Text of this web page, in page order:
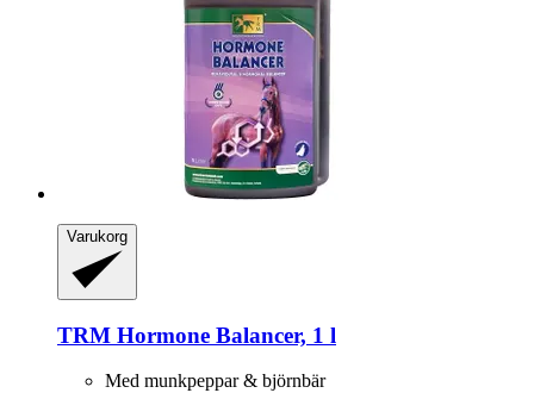
Varukorg
TRM Hormone Balancer, 1 l
Med munkpeppar & björnbär